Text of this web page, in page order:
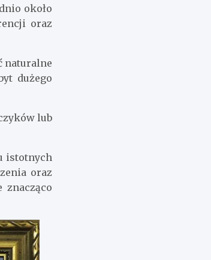
około
oraz
naturalne
dużego
lub
istotnych
oraz